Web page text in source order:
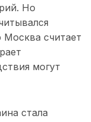
Но
Москва считает
могут
стала